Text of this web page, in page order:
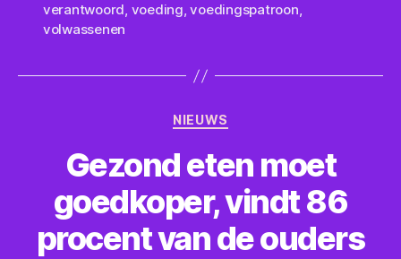
verantwoord, voeding,voedingspatroon,
volwassenen
Categorieën
NIEUWS
Gezond eten moet
goedkoper, vindt 86
procent van de ouders